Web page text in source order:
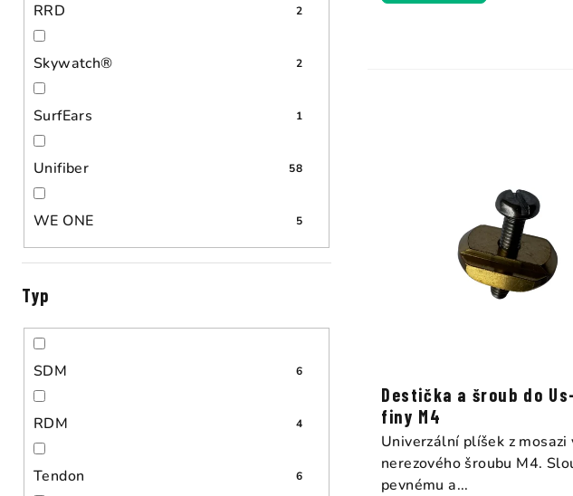
RRD 2
Skywatch® 2
SurfEars 1
Unifiber 58
WE ONE 5
Typ
SDM 6
RDM 4
Tendon 6
Destička a šroub do
finy M4
Univerzální plíšek z mosazi
nerezového šroubu M4.
pevnému a...